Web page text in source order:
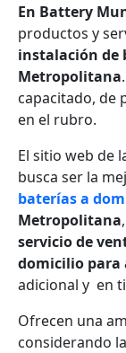
En Battery
productos y
instalación de
Metropolitana
capacitado, de
en el rubro.
El sitio web de
busca ser la
baterías a
Metropolitana
servicio de
domicilio para
adicional y en
Ofrecen una
considerando